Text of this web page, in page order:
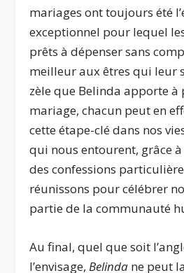
mariages ont toujours été
exceptionnel pour lequel
prêts à dépenser sans
meilleur aux êtres qui leur
zèle que Belinda apporte
mariage, chacun peut en
cette étape-clé dans nos
qui nous entourent, grâce
des confessions
réunissons pour célébrer
partie de la communauté
Au final, quel que soit
l’envisage,Belinda ne peut